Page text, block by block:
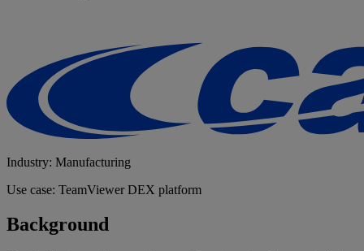
Industry: Manufacturing
Use case: TeamViewer DEX platform
Background